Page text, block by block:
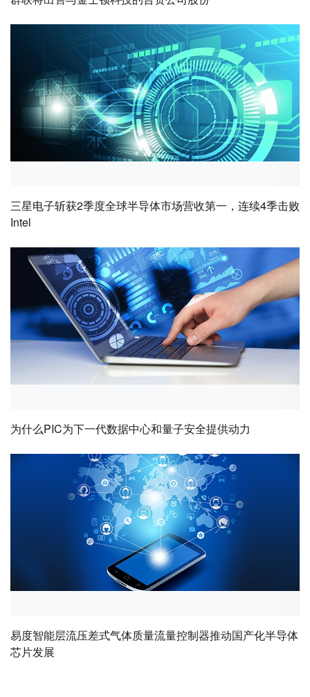
三星电子斩获2季度全球半导体市场营收第一，连续4季击败
Intel
为什么PIC为下一代数据中心和量子安全提供动力
易度智能层流压差式气体质量流量控制器推动国产化半导体
芯片发展